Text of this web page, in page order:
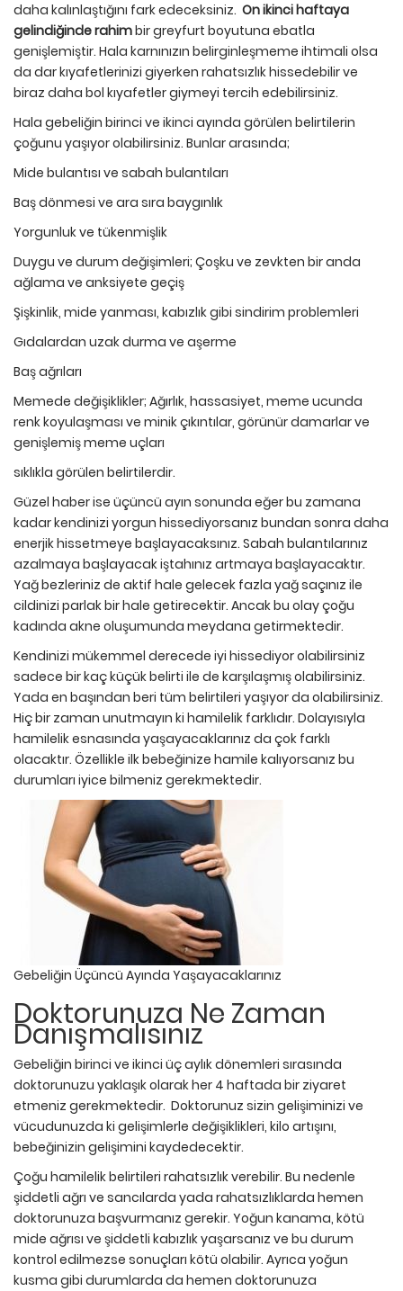
daha kalınlaştığını fark edeceksiniz. On ikinci haftaya
gelindiğinde rahimbir greyfurt boyutuna ebatla
genişlemiştir. Hala karnınızın belirginleşmeme ihtimali olsa
da dar kıyafetlerinizi giyerken rahatsızlık hissedebilir ve
biraz daha bol kıyafetler giymeyi tercih edebilirsiniz.
Hala gebeliğin birinci ve ikinci ayında görülen belirtilerin
çoğunu yaşıyor olabilirsiniz. Bunlar arasında;
Mide bulantısı ve sabah bulantıları
Baş dönmesi ve ara sıra baygınlık
Yorgunluk ve tükenmişlik
Duygu ve durum değişimleri; Çoşku ve zevkten bir anda
ağlama ve anksiyete geçiş
Şişkinlik, mide yanması, kabızlık gibi sindirim problemleri
Gıdalardan uzak durma ve aşerme
Baş ağrıları
Memede değişiklikler; Ağırlık, hassasiyet, meme ucunda
renk koyulaşması ve minik çıkıntılar, görünür damarlar ve
genişlemiş meme uçları
sıklıkla görülen belirtilerdir.
Güzel haber ise üçüncü ayın sonunda eğer bu zamana
kadar kendinizi yorgun hissediyorsanız bundan sonra daha
enerjik hissetmeye başlayacaksınız. Sabah bulantılarınız
azalmaya başlayacak iştahınız artmaya başlayacaktır.
Yağ bezleriniz de aktif hale gelecek fazla yağ saçınız ile
cildinizi parlak bir hale getirecektir. Ancak bu olay çoğu
kadında akne oluşumunda meydana getirmektedir.
Kendinizi mükemmel derecede iyi hissediyor olabilirsiniz
sadece bir kaç küçük belirti ile de karşılaşmış olabilirsiniz.
Yada en başından beri tüm belirtileri yaşıyor da olabilirsiniz.
Hiç bir zaman unutmayın ki hamilelik farklıdır. Dolayısıyla
hamilelik esnasında yaşayacaklarınız da çok farklı
olacaktır. Özellikle ilk bebeğinize hamile kalıyorsanız bu
durumları iyice bilmeniz gerekmektedir.
Gebeliğin Üçüncü Ayında Yaşayacaklarınız
Doktorunuza Ne Zaman
Danışmalısınız
Gebeliğin birinci ve ikinci üç aylık dönemleri sırasında
doktorunuzu yaklaşık olarak her 4 haftada bir ziyaret
etmeniz gerekmektedir. Doktorunuz sizin gelişiminizi ve
vücudunuzda ki gelişimlerle değişiklikleri, kilo artışını,
bebeğinizin gelişimini kaydedecektir.
Çoğu hamilelik belirtileri rahatsızlık verebilir. Bu nedenle
şiddetli ağrı ve sancılarda yada rahatsızlıklarda hemen
doktorunuza başvurmanız gerekir. Yoğun kanama, kötü
mide ağrısı ve şiddetli kabızlık yaşarsanız ve bu durum
kontrol edilmezse sonuçları kötü olabilir. Ayrıca yoğun
kusma gibi durumlarda da hemen doktorunuza